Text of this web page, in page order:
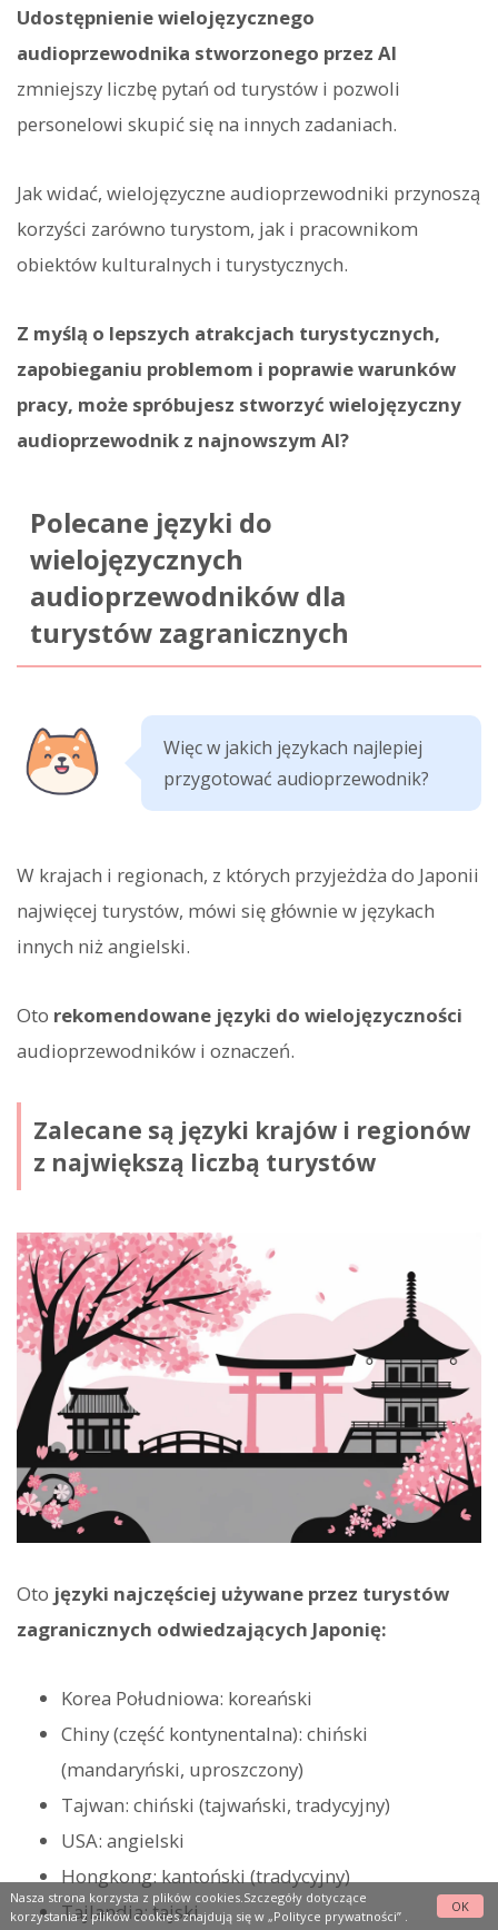
Udostępnienie wielojęzycznego
audioprzewodnika stworzonego przez AI
zmniejszy liczbę pytań od turystów i pozwoli
personelowi skupić się na innych zadaniach.
Jak widać, wielojęzyczne audioprzewodniki przynoszą
korzyści zarówno turystom, jak i pracownikom
obiektów kulturalnych i turystycznych.
Z myślą o lepszych atrakcjach turystycznych,
zapobieganiu problemom i poprawie warunków
pracy, może spróbujesz stworzyć wielojęzyczny
audioprzewodnik z najnowszym AI?
Polecane języki do
wielojęzycznych
audioprzewodników dla
turystów zagranicznych
Więc w jakich językach najlepiej
przygotować audioprzewodnik?
W krajach i regionach, z których przyjeżdża do Japonii
najwięcej turystów, mówi się głównie w językach
innych niż angielski.
Oto rekomendowane języki do wielojęzyczności
audioprzewodników i oznaczeń.
Zalecane są języki krajów i regionów
z największą liczbą turystów
Oto języki najczęściej używane przez turystów
zagranicznych odwiedzających Japonię:
Korea Południowa: koreański
Chiny (część kontynentalna): chiński
(mandaryński, uproszczony)
Tajwan: chiński (tajwański, tradycyjny)
USA: angielski
Hongkong: kantoński (tradycyjny)
Tajlandia: tajski
Nasza strona korzysta z plików cookies.Szczegóły dotyczące
korzystania z plików cookies znajdują się w „Polityce prywatności”.
OK